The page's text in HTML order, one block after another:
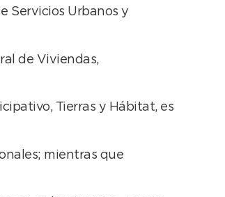
Servicios Urbanos y
de Viviendas,
Tierras y Hábitat, es
mientras que